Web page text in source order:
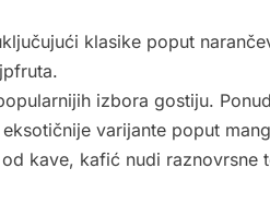
klasike poput
izbora gostiju.
varijante poput
kave, kafić nudi raznovrsne